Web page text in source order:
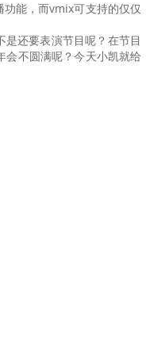
能，而vmix可支持的仅仅
还要表演节目呢？在节目
会不圆满呢？今天小凯就给